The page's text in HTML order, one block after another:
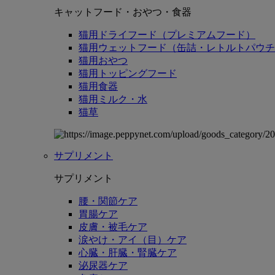
キャットフード・おやつ・食器
猫用ドライフード（プレミアムフード）
猫用ウェットフード（缶詰・レトルトパウ
猫用おやつ
猫用トッピングフード
猫用食器
猫用ミルク・水
猫草
サプリメント
サプリメント
腰・関節ケア
胃腸ケア
皮膚・被毛ケア
涙やけ・アイ（目）ケア
心臓・肝臓・腎臓ケア
泌尿器ケア